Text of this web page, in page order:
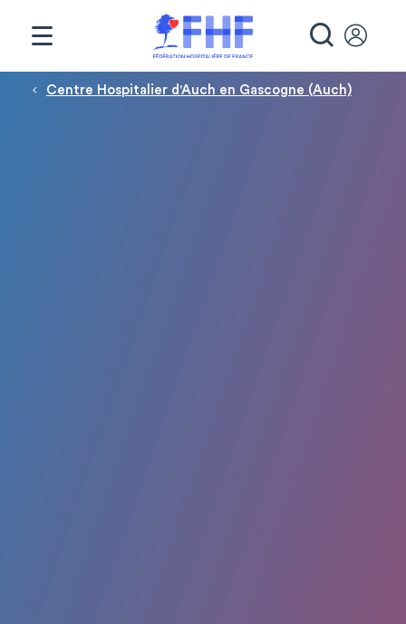
Fil d'Ariane
Centre Hospitalier d'Auch en Gascogne (Auch)
Panneau de gestion des cookies